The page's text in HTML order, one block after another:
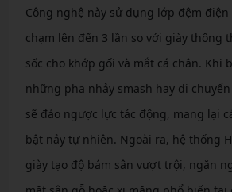
Công nghệ này sử dụng lớp đệm
chạm lên đến 3 lần so với giày thông
sốc cho khớp gối và mắt cá chân. Khi
những pha nhảy smash hay di
sẽ đảo ngược lực tác động, mang lại
bật nảy tự nhiên. Ngoài ra, hệ thống
giày tạo độ bám sân vượt trội, ngăn